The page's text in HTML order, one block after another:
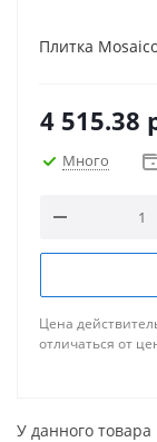
Плитка
4 515.38
Много
Цена
отличаться от
У данного товара